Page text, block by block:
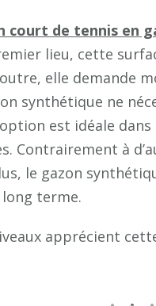
court de tennis en
lieu, cette
elle demande
synthétique ne
est idéale
Contrairement à
le gazon
terme.
apprécient